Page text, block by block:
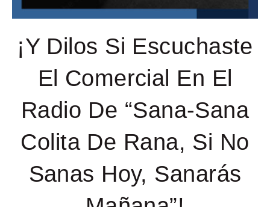
¡Y Dilos Si Escuchaste
El Comercial En El
Radio De “Sana-Sana
Colita De Rana, Si No
Sanas Hoy, Sanarás